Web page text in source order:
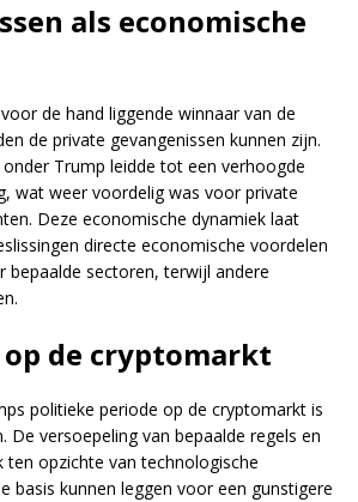
als economische
de hand liggende winnaar van de
de private gevangenissen kunnen zijn.
Trump leidde tot een verhoogde
wat weer voordelig was voor private
Deze economische dynamiek laat
directe economische voordelen
bepaalde sectoren, terwijl andere
de cryptomarkt
politieke periode op de cryptomarkt is
De versoepeling van bepaalde regels en
ten opzichte van technologische
basis kunnen leggen voor een gunstigere